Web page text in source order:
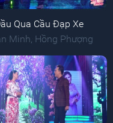
Qua Cầu Đạp Xe
Minh, Hồng Phượng